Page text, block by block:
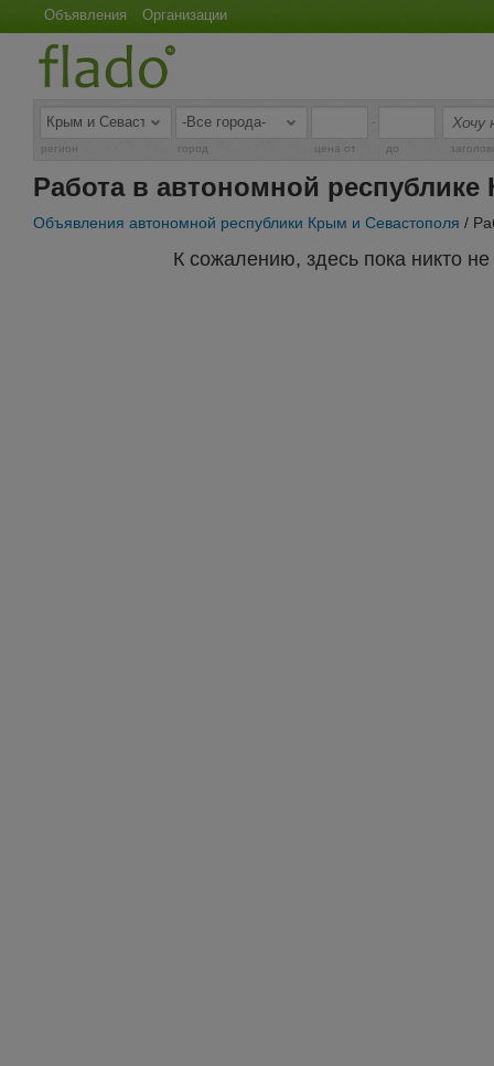
Объявления Организации
-
регион город цена от до
Работа в автономной
Объявления автономной республики Крым и Севастополя /
К сожалению, здесь пока никто